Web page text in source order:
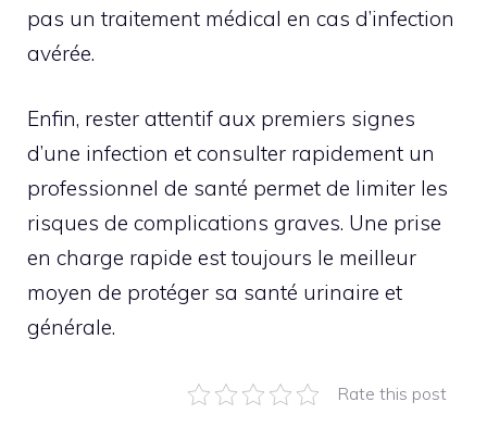
pas un traitement médical en cas d’infection
avérée.
Enfin, rester attentif aux premiers signes
d’une infection et consulter rapidement un
professionnel de santé permet de limiter les
risques de complications graves. Une prise
en charge rapide est toujours le meilleur
moyen de protéger sa santé urinaire et
générale.
Rate this post